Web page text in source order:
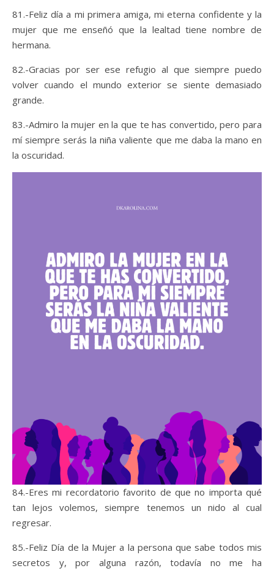
81.-Feliz día a mi primera amiga, mi eterna confidente y la
mujer que me enseñó que la lealtad tiene nombre de
hermana.
82.-Gracias por ser ese refugio al que siempre puedo
volver cuando el mundo exterior se siente demasiado
grande.
83.-Admiro la mujer en la que te has convertido, pero para
mí siempre serás la niña valiente que me daba la mano en
la oscuridad.
84.-Eres mi recordatorio favorito de que no importa qué
tan lejos volemos, siempre tenemos un nido al cual
regresar.
85.-Feliz Día de la Mujer a la persona que sabe todos mis
secretos y, por alguna razón, todavía no me ha